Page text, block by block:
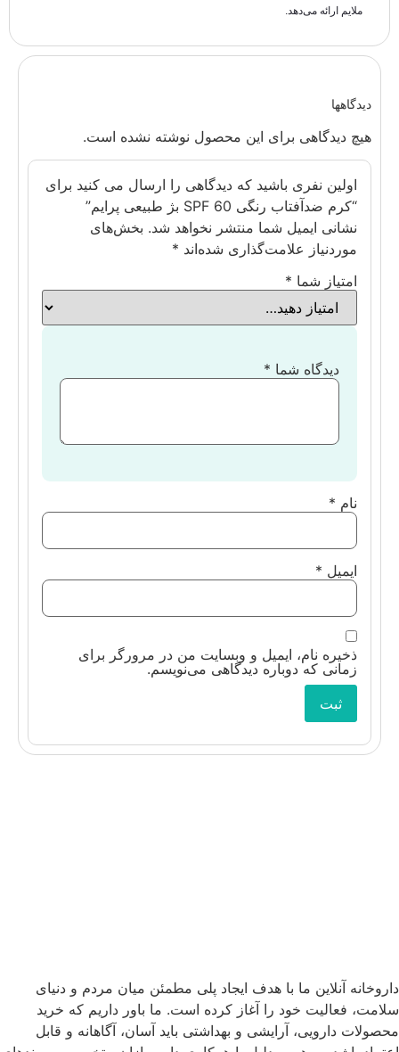
ملایم ارائه می‌دهد.
دیدگاهها
هیچ دیدگاهی برای این محصول نوشته نشده است.
اولین نفری باشید که دیدگاهی را ارسال می کنید برای
“کرم ضدآفتاب رنگی SPF 60 بژ طبیعی پرایم”
نشانی ایمیل شما منتشر نخواهد شد. بخش‌های
موردنیاز علامت‌گذاری شده‌اند *
امتیاز شما *
دیدگاه شما *
نام *
ایمیل *
ذخیره نام، ایمیل و وبسایت من در مرورگر برای
زمانی که دوباره دیدگاهی می‌نویسم.
داروخانه آنلاین ما با هدف ایجاد پلی مطمئن میان مردم و دنیای
سلامت، فعالیت خود را آغاز کرده است. ما باور داریم که خرید
محصولات دارویی، آرایشی و بهداشتی باید آسان، آگاهانه و قابل